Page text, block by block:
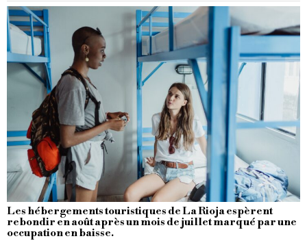
Les hébergements touristiques de La Rioja espèrent
rebondir en août après un mois de juillet marqué par une
occupation en baisse.